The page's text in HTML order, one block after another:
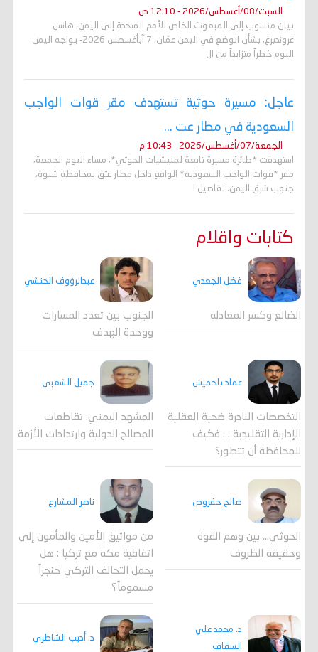
السبت/08/أغسطس/2026 - 12:10 ص
بيان منسوب إلى المبعوث الخاص للأمم المتحدة إلى اليمن، هانس
غروندبرغ، بشأن الوضع في اليمن عمّان، 7 آبأغسطس 2026- يواجه اليمن
اليوم خطراً متزايداً من ال
عاجل: مسيرة حوثية تستهدف مقر قوات الواجب
السعودية في مطار عت ...
الجمعة/07/أغسطس/2026 - 10:43 م
استهدفت *طائرة مسيرة تابعة لمليشيات الحوثي*، مساء اليوم الجمعة،
مقر *قوات الواجب السعودية* الواقع داخل مطار عتق بمحافظة شبوة،
جنوب شرق اليمن. تفاصيل ا
كتابات واقلام
فضل الجعدي
الضالع وكسر المعادلة
عبدالرؤوف الحنشي
الجنوب بين تعدد المسارات
ووحدة الهدف
عماد باحميش
التخصصات النادرة ضحية العقلية
الإدارية التقليدية . . فكيف
للمحافظة أن تتطور؟
جميل الشعبي
المشهد اليمني: تقاطعات
المصالح الدولية وارتدادات الأزمة
صالح حقروص
الحوثي... بين وهم القوة
وحقيقة الظروف
ناصر المشارع
من مواثيق الأمين والمأمون إلى
اتفاقية مكة مع تركيا : هل
يحمل التحالف التركي خنجراً
مسموماً؟
د. محمد علي
السقاف
د. أديب الشاطري